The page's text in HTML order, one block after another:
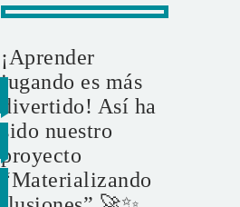
¡Aprender
jugando es más
divertido! Así ha
sido nuestro
proyecto
“Materializando